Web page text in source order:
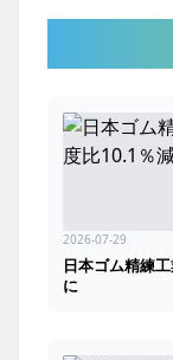
2026-07-29
日本ゴム精練
に